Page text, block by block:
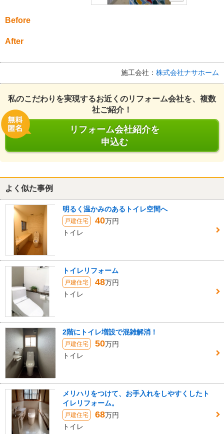
Before
After
施工会社： 株式会社ナサホーム
私のこだわりを実現するお近くのリフォーム会社を、複数
社ご紹介！
リフォーム会社紹介を
申込む
よく似た事例
明るく温かみのあるトイレ空間へ
戸建住宅 40万円
トイレ
トイレリフォーム
戸建住宅 48万円
トイレ
2階にトイレ増設で混雑解消！
戸建住宅 50万円
トイレ
メリハリをつけて、お手入れをしやすくしたト
イレリフォーム。
戸建住宅 68万円
トイレ